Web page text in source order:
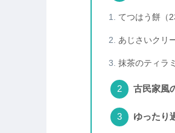
てつはう餅（
あじさいクリ
抹茶のティラ
古民家風
ゆったり